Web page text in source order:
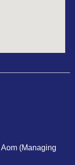
(Managing